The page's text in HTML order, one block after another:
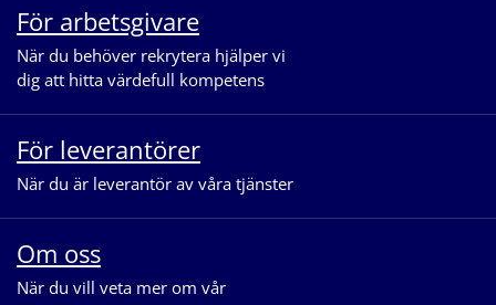
För arbetsgivare
När du behöver rekrytera hjälper vi
dig att hitta värdefull kompetens
För leverantörer
När du är leverantör av våra tjänster
Om oss
När du vill veta mer om vår